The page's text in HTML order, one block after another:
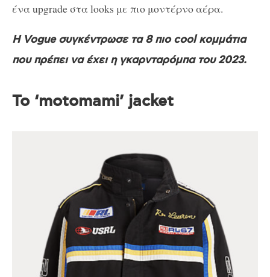
ένα upgrade στα looks με πιο μοντέρνο αέρα.
Η Vogue συγκέντρωσε τα 8 πιο cool κομμάτια
που πρέπει να έχει η γκαρνταρόμπα του 2023.
Το ‘motomami’ jacket